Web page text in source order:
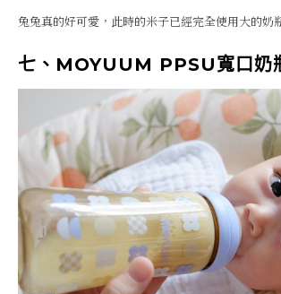
兔兔真的好可愛，此時的米子已經完全使用大的奶
七、MOYUUM PPSU寬口奶